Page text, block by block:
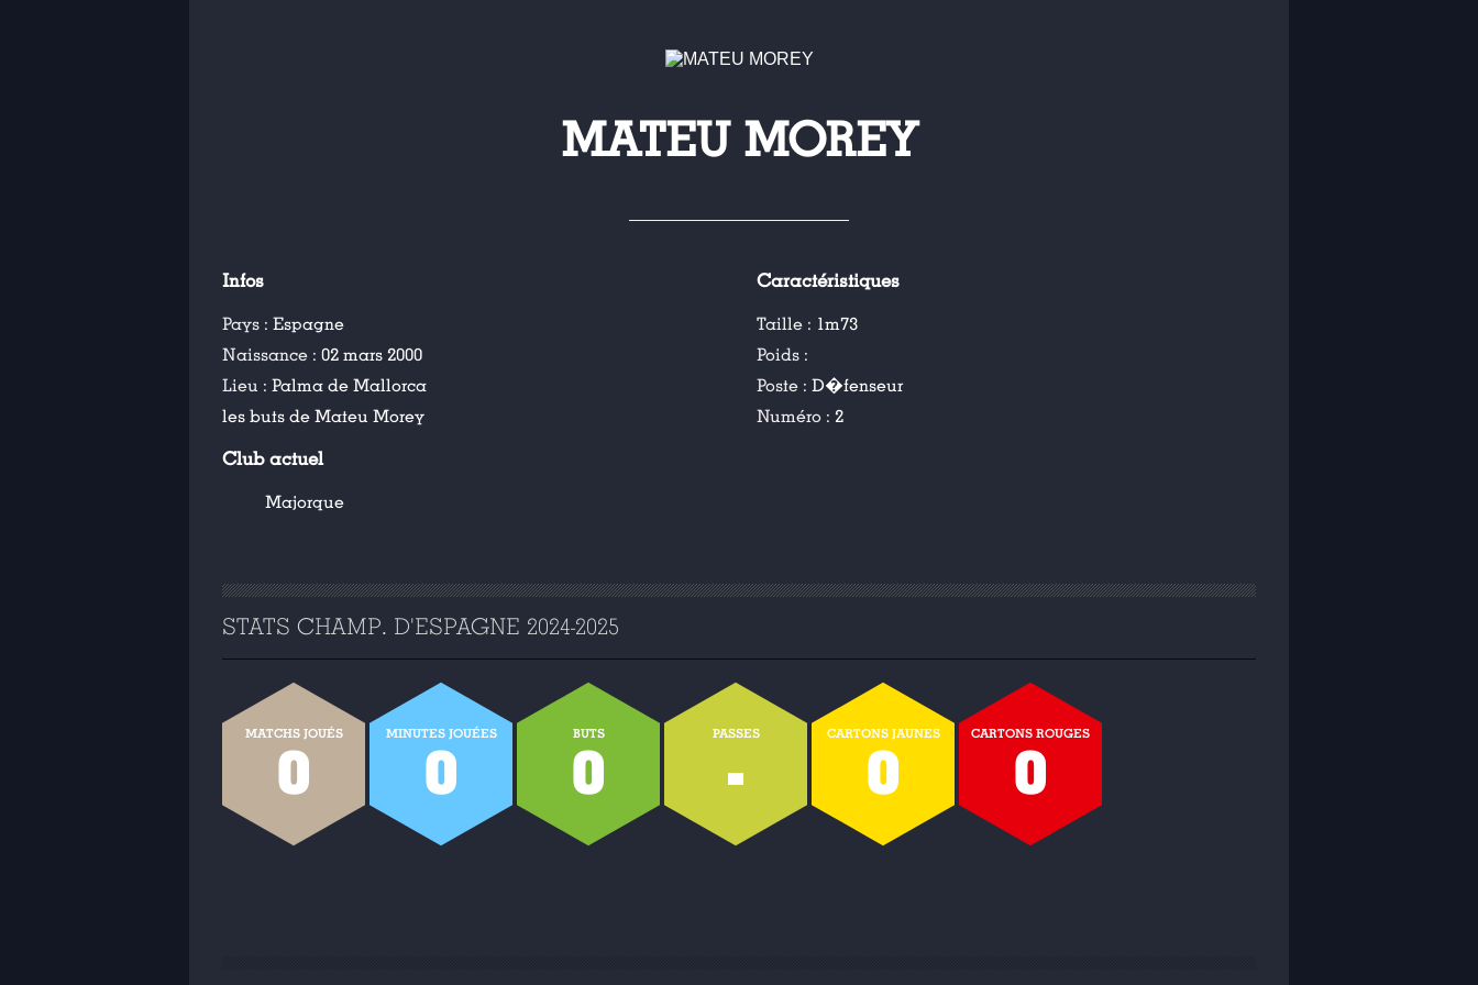
MATEU MOREY
Infos
Pays : Espagne
Naissance : 02 mars 2000
Lieu : Palma de Mallorca
les buts de Mateu Morey
Caractéristiques
Taille : 1m73
Poids :
Poste :D�fenseur
Numéro :2
Club actuel
Majorque
STATS CHAMP. D'ESPAGNE 2024-2025
MATCHS JOUÉS
0
MINUTES JOUÉES
0
BUTS
0
PASSES
-
CARTONS JAUNES
0
CARTONS ROUGES
0